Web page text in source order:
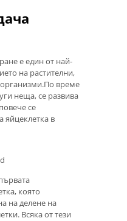
е един от най-
на растителни,
време
неща, се развива
се
яйцеклетка в
която
на делене на
Всяка от тези